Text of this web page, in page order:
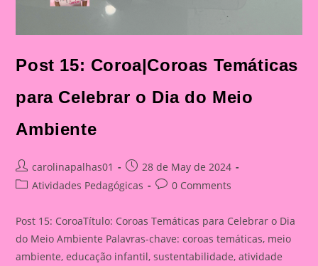
Post 15: Coroa|Coroas Temáticas
para Celebrar o Dia do Meio
Ambiente
Post
author:
carolinapalhas01
Post
published:
28 de May de 2024
PostAtividades Pedagógicas
Post0 Comments
Post 15: CoroaTítulo: Coroas Temáticas para Celebrar o Dia
do Meio Ambiente Palavras-chave: coroas temáticas, meio
ambiente, educação infantil, sustentabilidade, atividade